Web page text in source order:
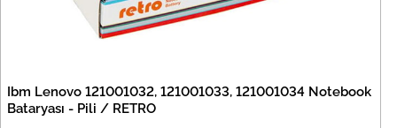
Ibm Lenovo 121001032, 121001033, 121001034 Notebook
Bataryası - Pili / RETRO